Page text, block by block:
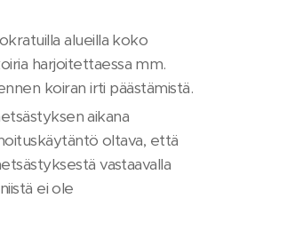
alueilla koko
harjoitettaessa mm.
koiran irti päästämistä.
aikana
oltava, että
vastaavalla
ei ole